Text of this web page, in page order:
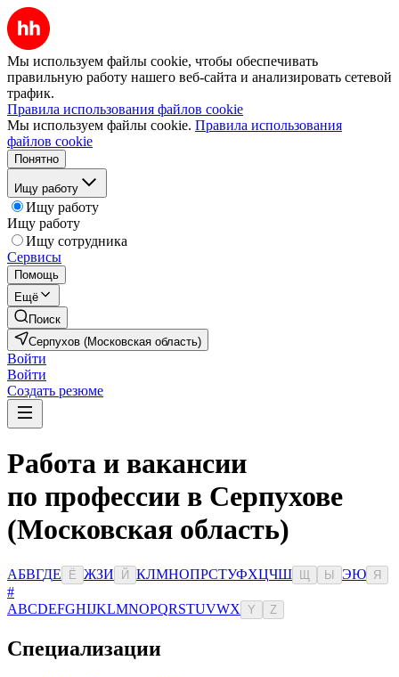
Мы используем файлы cookie, чтобы обеспечивать
правильную работу нашего веб-сайта и анализировать сетевой
трафик.
Правила использования файлов cookie
Мы используем файлы cookie. Правила использования
файлов cookie
Понятно
Ищу работу
Ищу работу
Ищу работу
Ищу сотрудника
Сервисы
Помощь
Ещё
Поиск
Серпухов (Московская область)
Войти
Войти
Создать резюме
Работа и вакансии
по профессии в Серпухове
(Московская область)
АБВГДЕ Ё ЖЗИ Й КЛМНОПРСТУФХЦЧШ Ы ЭЮ Я
#
ABCDEFGHIJKLMNOPQRSTUVWX Y Z
Специализации